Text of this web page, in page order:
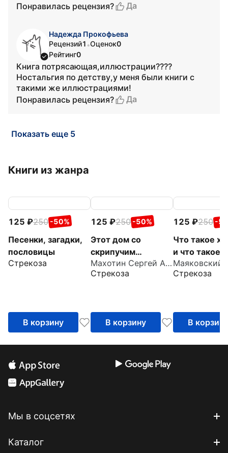
Понравилась рецензия?
Да
Надежда Прокофьева
Рецензий1 •Оценок0
Рейтинг0
Книга потрясающая,иллюстрации????
Ностальгия по детству,у меня были книги с
такими же иллюстрациями!
Понравилась рецензия?
Да
Показать еще 5
Книги из жанра
125 250 -50%
Песенки, загадки,
пословицы
Стрекоза
В корзину
125 250 -50%
Этот дом со
скрипучим
крыльцом
Махотин Сергей Анатольевич
Стрекоза
В корзину
125 250 -
Что такое
и что такое
Стрекоза
В корзину
Мы в соцсетях
Каталог